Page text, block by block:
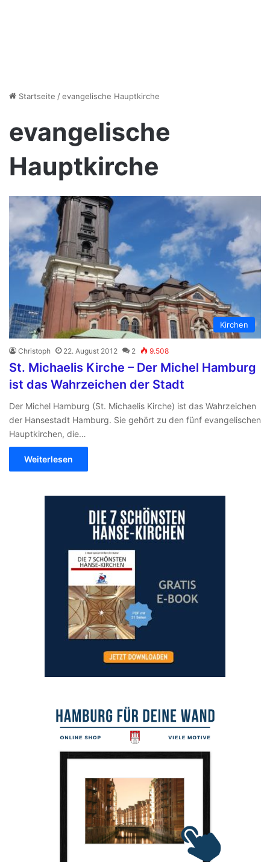
Startseite /evangelische Hauptkirche
evangelische
Hauptkirche
Kirchen
Christoph 22. August 2012 2 9.508
St. Michaelis Kirche – Der Michel Hamburg
ist das Wahrzeichen der Stadt
Der Michel Hamburg (St. Michaelis Kirche) ist das Wahrzeichen
der Hansestadt Hamburg. Sie gehört zu den fünf evangelischen
Hauptkirchen, die…
Weiterlesen